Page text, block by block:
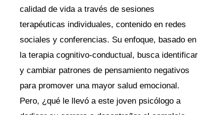
calidad de vida a través de sesiones
terapéuticas individuales, contenido en redes
sociales y conferencias. Su enfoque, basado en
la terapia cognitivo-conductual, busca identificar
y cambiar patrones de pensamiento negativos
para promover una mayor salud emocional.
Pero, ¿qué le llevó a este joven psicólogo a